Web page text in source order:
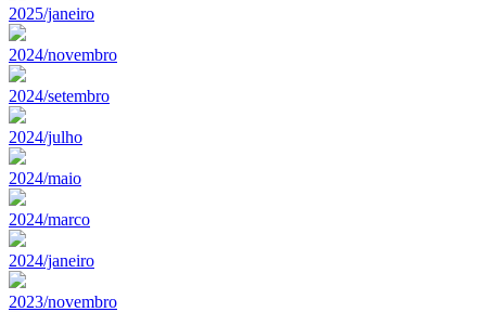
2025/janeiro
2024/novembro
2024/setembro
2024/julho
2024/maio
2024/marco
2024/janeiro
2023/novembro